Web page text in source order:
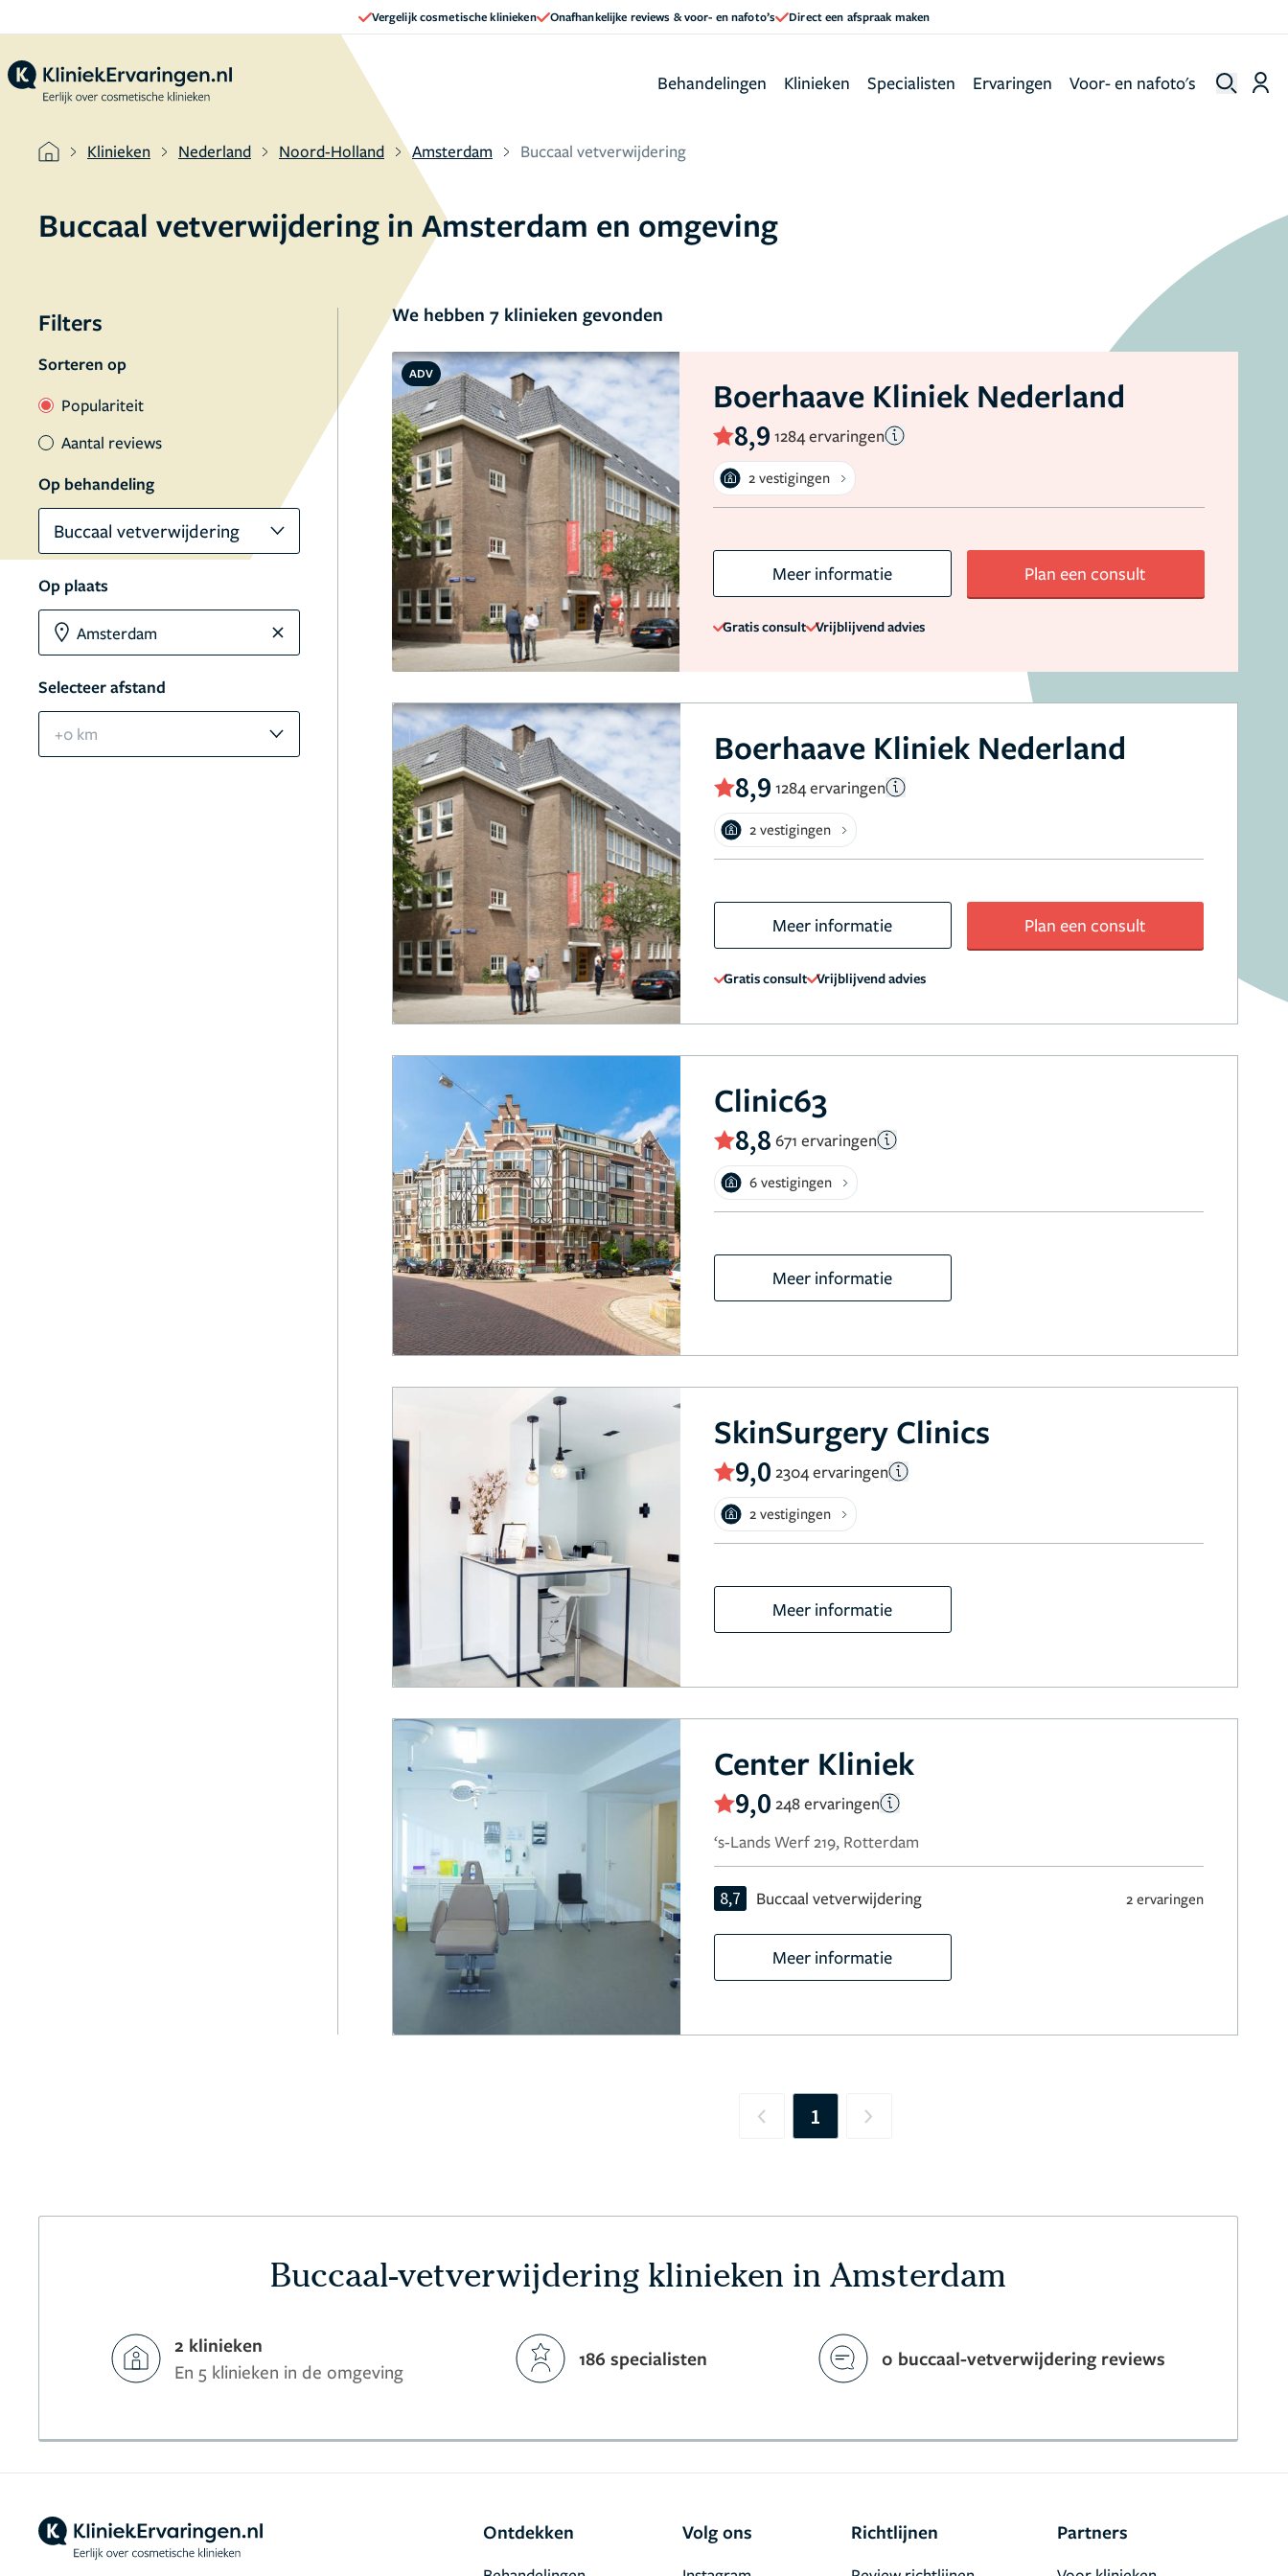
Vergelijk cosmetische klinieken Onafhankelijke reviews & voor- en nafoto’s Direct een afspraak maken
Behandelingen Klinieken Specialisten Ervaringen Voor- en nafoto's
Klinieken Nederland Noord-Holland Amsterdam Buccaal vetverwijdering
Buccaal vetverwijdering in Amsterdam en omgeving
Filters
Sorteren op
Populariteit
Aantal reviews
Op behandeling
Buccaal vetverwijdering
Op plaats
Selecteer afstand
+0 km
We hebben 7 klinieken gevonden
ADV
Boerhaave Kliniek Nederland
8,9 1284 ervaringen
2 vestigingen
Meer informatie Plan een consult
Gratis consult Vrijblijvend advies
Boerhaave Kliniek Nederland
8,9 1284 ervaringen
2 vestigingen
Meer informatie Plan een consult
Gratis consult Vrijblijvend advies
Clinic63
8,8 671 ervaringen
6 vestigingen
Meer informatie
SkinSurgery Clinics
9,0 2304 ervaringen
2 vestigingen
Meer informatie
Center Kliniek
9,0 248 ervaringen
‘s-Lands Werf 219, Rotterdam
8,7 Buccaal vetverwijdering 2 ervaringen
Meer informatie
Previous
1 Next
Buccaal-vetverwijdering klinieken in Amsterdam
2 klinieken
En 5 klinieken in de omgeving
186 specialisten 0 buccaal-vetverwijdering reviews
Ontdekken Volg ons Richtlijnen Partners